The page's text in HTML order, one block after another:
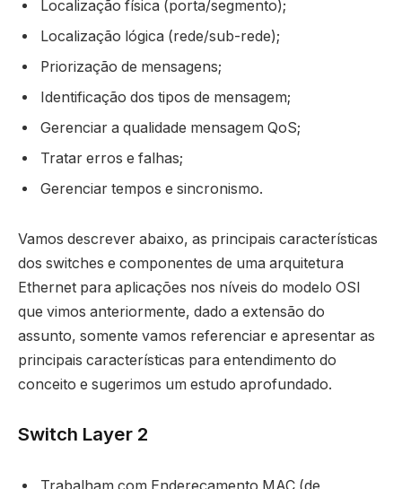
Localização física (porta/segmento);
Localização lógica (rede/sub-rede);
Priorização de mensagens;
Identificação dos tipos de mensagem;
Gerenciar a qualidade mensagem QoS;
Tratar erros e falhas;
Gerenciar tempos e sincronismo.
Vamos descrever abaixo, as principais características
dos switches e componentes de uma arquitetura
Ethernet para aplicações nos níveis do modelo OSI
que vimos anteriormente, dado a extensão do
assunto, somente vamos referenciar e apresentar as
principais características para entendimento do
conceito e sugerimos um estudo aprofundado.
Switch Layer 2